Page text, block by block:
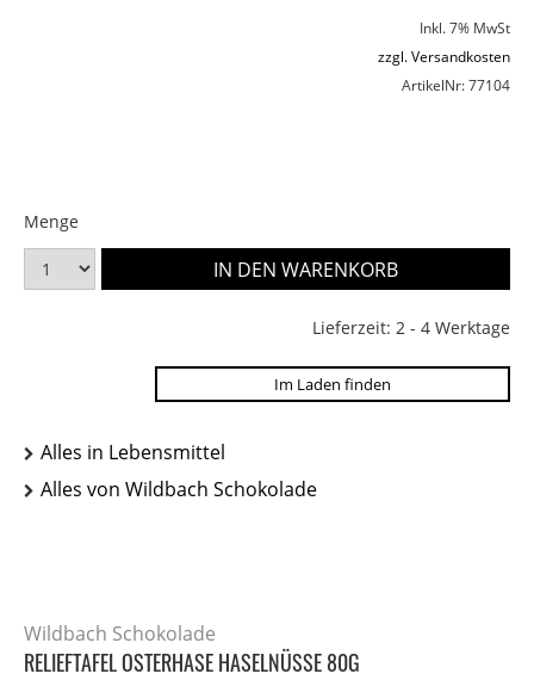
Inkl. 7% MwSt
zzgl. Versandkosten
ArtikelNr: 77104
Menge
Lieferzeit: 2 - 4 Werktage
Im Laden finden
Alles in Lebensmittel
Alles von Wildbach Schokolade
Wildbach Schokolade
RELIEFTAFEL OSTERHASE HASELNÜSSE 80G